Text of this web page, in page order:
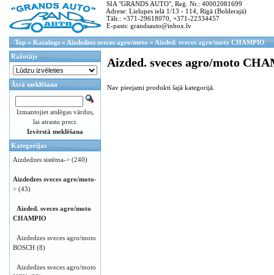
SIA "GRANDS AUTO", Reģ. Nr.: 40002081699
Adrese: Lielupes ielā 1/13 - 114, Rīgā (Bolderajā)
Tālr.: +371-29618070, +371-22334457
E-pasts: grandsauto@inbox.lv
Top » Katalogs » Aizdedzes sveces agro/moto » Aizded. sveces agro/moto CHAMPIO
Aizded. sveces agro/moto
Nav pieejami produkti šajā kategorijā.
Ražotājs
Ātrā meklēšana
Izmantojiet atslēgas vārdus,
lai atrastu preci.
Izvērstā meklēšana
Kategorijas
Aizdedzes sistēma-> (240)
Aizdedzes sveces agro/moto-
> (43)
Aizded. sveces agro/moto
CHAMPIO
Aizdedzes sveces agro/moto
BOSCH (8)
Aizdedzes sveces agro/moto